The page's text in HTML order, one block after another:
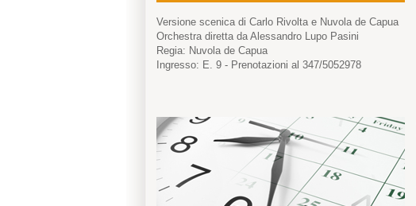
Versione scenica di Carlo Rivolta e Nuvola de Capua
Orchestra diretta da Alessandro Lupo Pasini
Regia: Nuvola de Capua
Ingresso: E. 9 - Prenotazioni al 347/5052978